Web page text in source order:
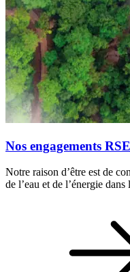
Nos engagements RSE
Notre raison d’être est de
de l’eau et de l’énergie dans